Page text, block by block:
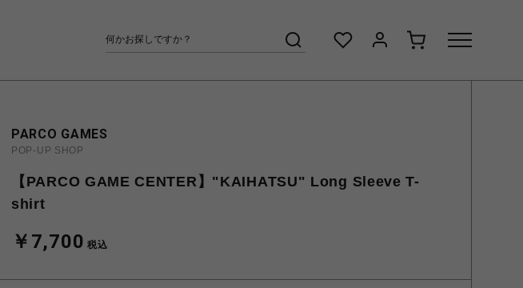
PARCO GAMES
POP-UP SHOP
【PARCO GAME CENTER】"KAIHATSU" Long Sleeve T-
shirt
￥7,700 税込